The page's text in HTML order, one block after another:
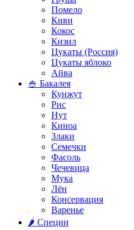
Помело
Киви
Кокос
Кизил
Цукаты (Россия)
Цукаты яблоко
Айва
🍚 Бакалея
Кунжут
Рис
Нут
Киноа
Злаки
Семечки
Фасоль
Чечевица
Мука
Лён
Консервация
Варенье
🌶️ Специи